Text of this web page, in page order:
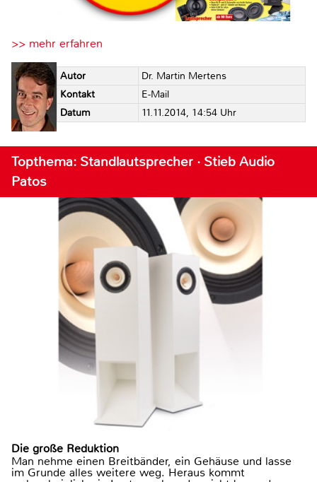
>> mehr erfahren
Autor
Dr. Martin Mertens
Kontakt
E-Mail
Datum
11.11.2014, 14:54 Uhr
Topthema: Standlautsprecher · Stieb Audio
Patos
Die große Reduktion
Man nehme einen Breitbänder, ein Gehäuse und lasse
im Grunde alles weitere weg. Heraus kommt